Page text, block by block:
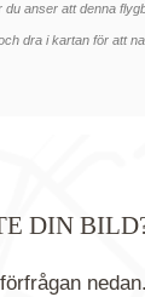
du anser att denna
dra i kartan för att
DIN
nedan.